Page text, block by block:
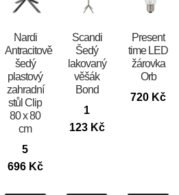
Nardi
Antracitově
šedý
plastový
zahradní
stůl Clip
80 x 80
cm
5
696 Kč
Scandi
Šedý
lakovaný
věšák
Bond
1
123 Kč
Present
time LED
žárovka
Orb
720 Kč